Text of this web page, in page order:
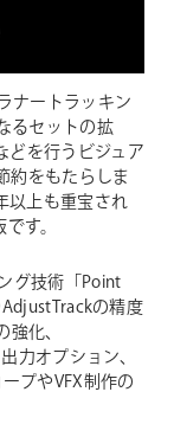
ナートラッキン
るセットの拡
どを行うビジュア
約をもたらしま
以上も重宝され
す。
グ技術「Point
の精度
化、
力オプション、
プやVFX制作の